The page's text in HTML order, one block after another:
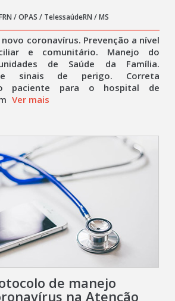
/ OPAS / TelessaúdeRN / MS
coronavírus. Prevenção a nível
e comunitário. Manejo do
de Saúde da Família.
sinais de perigo. Correta
paciente para o hospital de
Ver mais
de manejo
na Atenção